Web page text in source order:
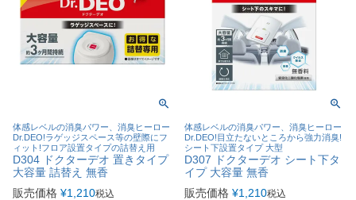
体感レベルの消臭パワー、消臭ヒーロー
Dr.DEO!ラゲッジスペース等の壁際にフ
ィット!フロア設置タイプの詰替え用
D304 ドクターデオ 置きタイプ
大容量 詰替え 無香
販売価格 ¥1,210税込
体感レベルの消臭パワー、消臭ヒーロー
Dr.DEO!目立たないところから強力消臭!
シート下設置タイプ 大型
D307 ドクターデオ シート下タ
イプ 大容量 無香
販売価格 ¥1,210税込